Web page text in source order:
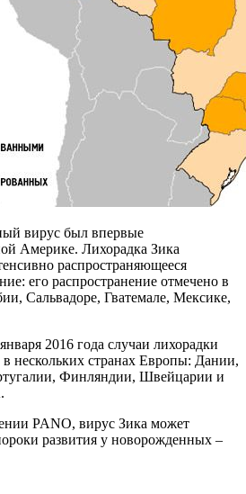
вирус был впервые
Америке. Лихорадка Зика
распространяющееся
его распространение отмечено в
Сальвадоре, Гватемале, Мексике,
2016 года случаи лихорадки
нескольких странах Европы: Дании,
Финляндии, Швейцарии и
PANO, вирус Зика может
развития у новорожденных –